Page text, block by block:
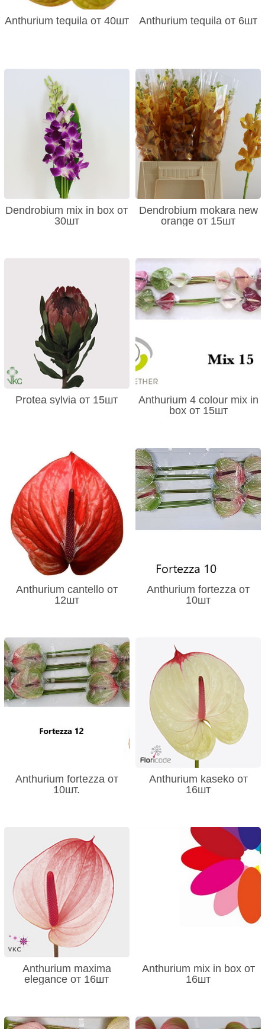
Anthurium tequila от 40шт Anthurium tequila от 6шт
Dendrobium mix in box от
30шт
Dendrobium mokara new
orange от 15шт
Protea sylvia от 15шт
Anthurium 4 colour mix in
box от 15шт
Anthurium cantello от
12шт
Anthurium fortezza от
10шт
Anthurium fortezza от
10шт.
Anthurium kaseko от
16шт
Anthurium maxima
elegance от 16шт
Anthurium mix in box от
16шт